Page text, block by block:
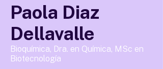
Paola Diaz
Dellavalle
Bioquímica, Dra. en Química, MSc en
Biotecnología